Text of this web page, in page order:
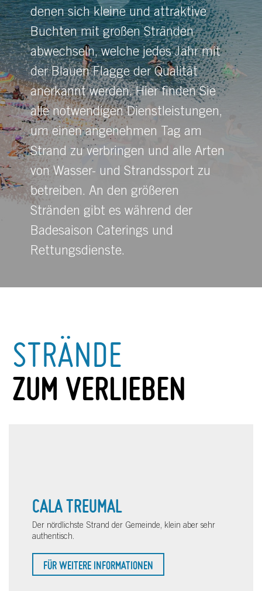
denen sich kleine und attraktive
Buchten mit großen Stränden
abwechseln, welche jedes Jahr mit
der Blauen Flagge der Qualität
anerkannt werden. Hier finden Sie
alle notwendigen Dienstleistungen,
um einen angenehmen Tag am
Strand zu verbringen und alle Arten
von Wasser- und Strandssport zu
betreiben. An den größeren
Stränden gibt es während der
Badesaison Caterings und
Rettungsdienste.
STRÄNDE
ZUM VERLIEBEN
CALA TREUMAL
Der nördlichste Strand der Gemeinde, klein aber sehr
authentisch.
FÜR WEITERE INFORMATIONEN